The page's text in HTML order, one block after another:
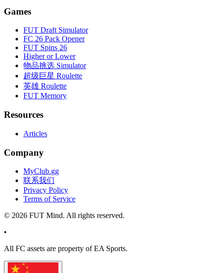
Games
FUT Draft Simulator
FC 26 Pack Opener
FUT Spins 26
Higher or Lower
物品挑选 Simulator
超级巨星 Roulette
英雄 Roulette
FUT Memory
Resources
Articles
Company
MyClub.gg
联系我们
Privacy Policy
Terms of Service
© 2026 FUT Mind. All rights reserved.
•
All FC assets are property of EA Sports.